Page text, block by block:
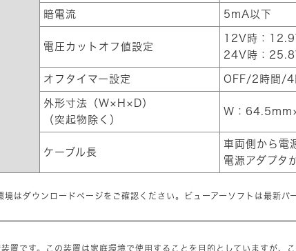
暗電流 5mA以下
電圧カットオフ値設定
12V時：
24V時：
オフタイマー設定 OFF/2時間/4
外形寸法（W×H×D）
（突起物除く）
W：
ケーブル長
車両側から電
電源アダプタ
はダウンロードページをご確認ください。ビューアーソフトは最新バ
置です。この装置は家庭環境で使用することを目的としていますが、